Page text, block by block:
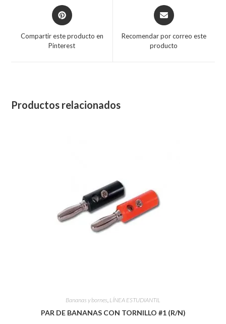
Compartir este producto en
Pinterest
Recomendar por correo este
producto
Productos relacionados
Bananas y bornes, LÍNEA ESTUDIANTIL
PAR DE BANANAS CON TORNILLO #1 (R/N)